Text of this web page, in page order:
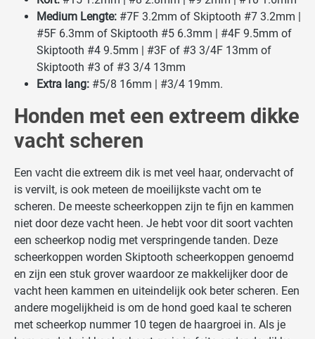
Medium Lengte: #7F 3.2mm of Skiptooth #7 3.2mm |
#5F 6.3mm of Skiptooth #5 6.3mm | #4F 9.5mm of
Skiptooth #4 9.5mm | #3F of #3 3/4F 13mm of
Skiptooth #3 of #3 3/4 13mm
Extra lang: #5/8 16mm | #3/4 19mm.
Honden met een extreem dikke
vacht scheren
Een vacht die extreem dik is met veel haar, ondervacht of
is vervilt, is ook meteen de moeilijkste vacht om te
scheren. De meeste scheerkoppen zijn te fijn en kammen
niet door deze vacht heen. Je hebt voor dit soort vachten
een scheerkop nodig met verspringende tanden. Deze
scheerkoppen worden Skiptooth scheerkoppen genoemd
en zijn een stuk grover waardoor ze makkelijker door de
vacht heen kammen en uiteindelijk ook beter scheren. Een
andere mogelijkheid is om de hond goed kaal te scheren
met scheerkop nummer 10 tegen de haargroei in. Als je